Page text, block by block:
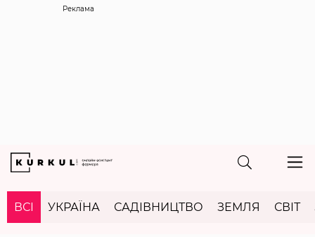
Реклама
ВСІ УКРАЇНА САДІВНИЦТВО ЗЕМЛЯ СВІТ